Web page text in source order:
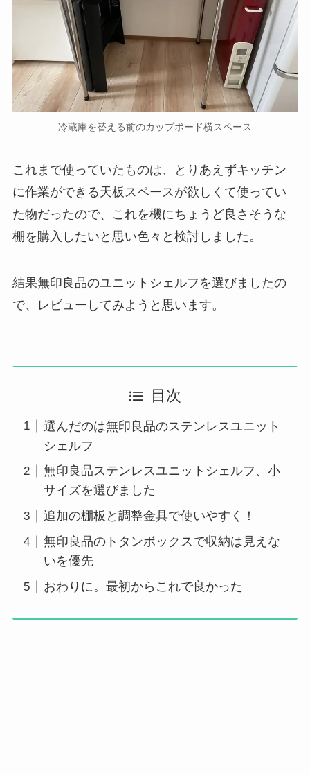
冷蔵庫を替える前のカップボード横スペース
これまで使っていたものは、とりあえずキッチン
に作業ができる天板スペースが欲しくて使ってい
た物だったので、これを機にちょうど良さそうな
棚を購入したいと思い色々と検討しました。
結果無印良品のユニットシェルフを選びましたの
で、レビューしてみようと思います。
目次
選んだのは無印良品のステンレスユニット
シェルフ
無印良品ステンレスユニットシェルフ、小
サイズを選びました
追加の棚板と調整金具で使いやすく！
無印良品のトタンボックスで収納は見えな
いを優先
おわりに。最初からこれで良かった